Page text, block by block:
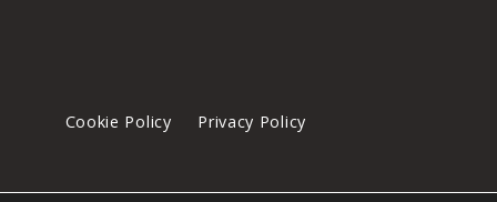
Cookie Policy Privacy Policy